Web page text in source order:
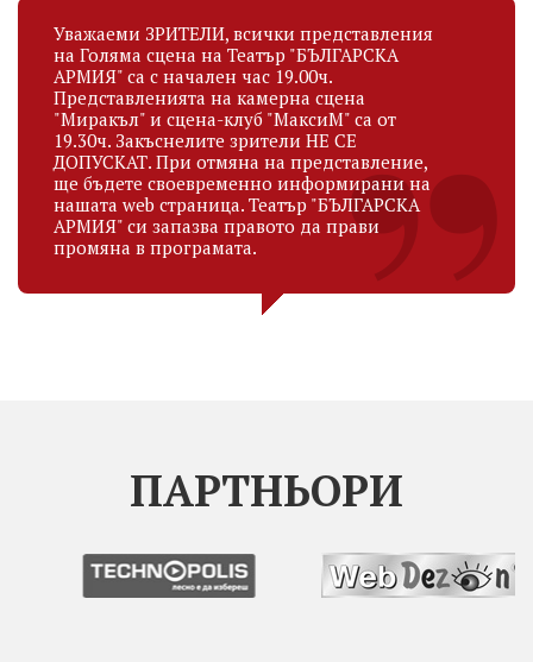
Уважаеми ЗРИТЕЛИ, всички представления
на Голяма сцена на Театър "БЪЛГАРСКА
АРМИЯ" са с начален час 19.00ч.
Представленията на камерна сцена
"Миракъл" и сцена-клуб "МаксиМ" са от
19.30ч. Закъснелите зрители НЕ СЕ
ДОПУСКАТ. При отмяна на представление,
ще бъдете своевременно информирани на
нашата web страница. Театър "БЪЛГАРСКА
АРМИЯ" си запазва правото да прави
промяна в програмата.
ПАРТНЬОРИ